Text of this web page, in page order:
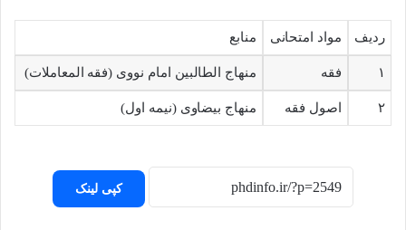
ردیف مواد امتحانی منابع
۱ فقه منهاج الطالبین امام نووی (فقه المعاملات)
۲ اصول فقه منهاج بیضاوی (نیمه اول)
کپی لینک